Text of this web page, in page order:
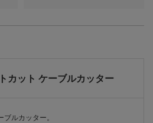
カット ケーブルカッター
ルカッター。